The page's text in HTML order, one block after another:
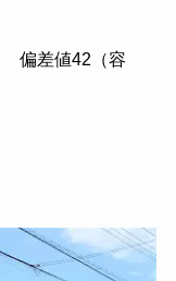
偏差値42（容